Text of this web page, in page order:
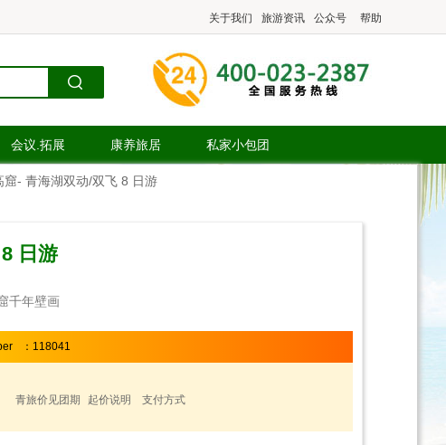
关于我们 旅游资讯 公众号 帮助
会议.拓展 康养旅居 私家小包团
- 青海湖双动/双飞 8 日游
日游
千年壁画
：118041
青旅价见团期 起价说明 支付方式